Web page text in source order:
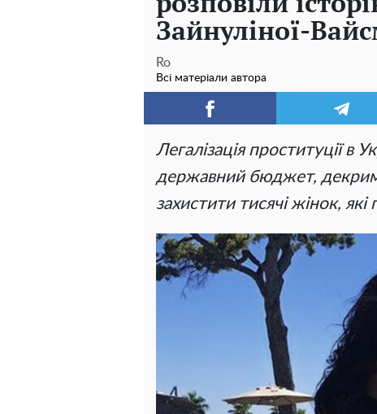
Зайнуліної-
Ro
Всі матеріали автора
Легалізація проституції в
державний бюджет,
захистити тисячі жінок,